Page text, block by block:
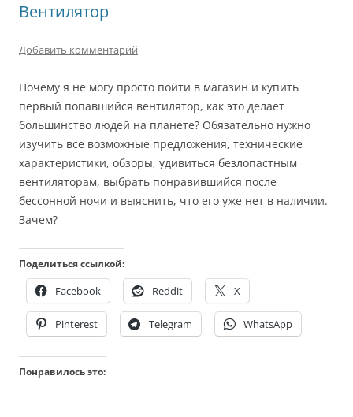
Вентилятор
Добавить комментарий
Почему я не могу просто пойти в магазин и купить
первый попавшийся вентилятор, как это делает
большинство людей на планете? Обязательно нужно
изучить все возможные предложения, технические
характеристики, обзоры, удивиться безлопастным
вентиляторам, выбрать понравившийся после
бессонной ночи и выяснить, что его уже нет в наличии.
Зачем?
Поделиться ссылкой:
Facebook Reddit X
Pinterest Telegram WhatsApp
Понравилось это: